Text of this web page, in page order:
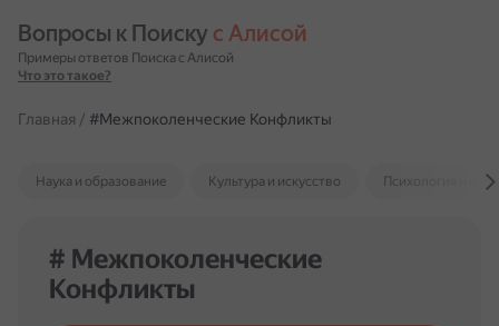
Вопросы к Поиску с Алисой
Примеры ответов Поиска с Алисой
Что это такое?
Главная / #Межпоколенческие Конфликты
Наука и образование Культура и искусство Психология и
# Межпоколенческие
Конфликты